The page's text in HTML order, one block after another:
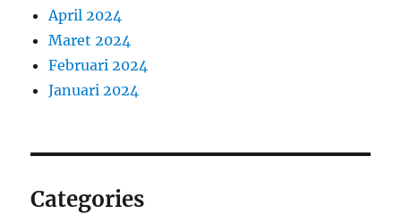
April 2024
Maret 2024
Februari 2024
Januari 2024
Categories